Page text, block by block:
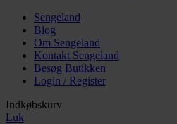
Sengeland
Blog
Om Sengeland
Kontakt Sengeland
Besøg Butikken
Login / Register
Indkøbskurv
Luk